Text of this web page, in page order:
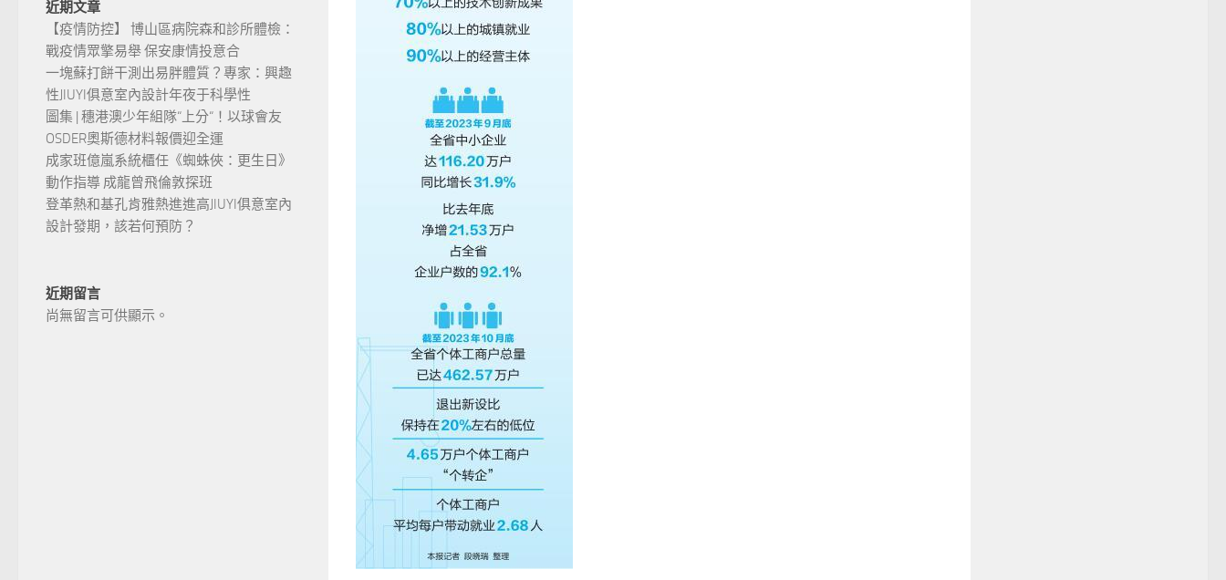
近期文章
【疫情防控】 博山區病院森和診所體檢：
戰疫情眾擎易舉 保安康情投意合
一塊蘇打餅干測出易胖體質？專家：興趣
性JIUYI俱意室內設計年夜于科學性
圖集 | 穗港澳少年組隊“上分“！以球會友
OSDER奧斯德材料報價迎全運
成家班億嵐系統櫃任《蜘蛛俠：更生日》
動作指導 成龍曾飛倫敦探班
登革熱和基孔肯雅熱進進高JIUYI俱意室內
設計發期，該若何預防？
近期留言
尚無留言可供顯示。